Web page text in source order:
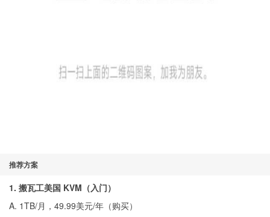
推荐方案
1. 搬瓦工美国 KVM（入门）
A. 1TB/月，49.99美元/年（购买）